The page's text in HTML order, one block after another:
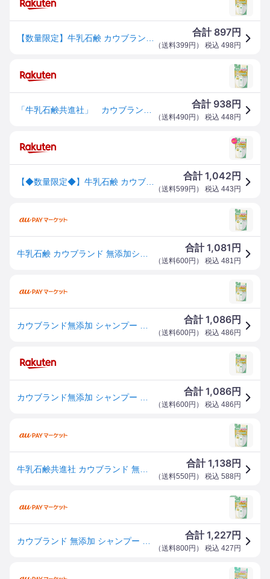
合計 897円
（送料399円 ） 税込 498 円
合計 938円
（送料490円 ） 税込 448 円
合計1,042 円
（送料599円 ） 税込 443 円
合計1,081 円
（送料600円 ） 税込 481 円
合計1,086円
（送料600円 ） 税込 486 円
合計1,086円
（送料600円 ） 税込 486 円
合計1,138円
（送料550円 ） 税込 588 円
合計1,227円
（送料800円 ） 税込 427 円